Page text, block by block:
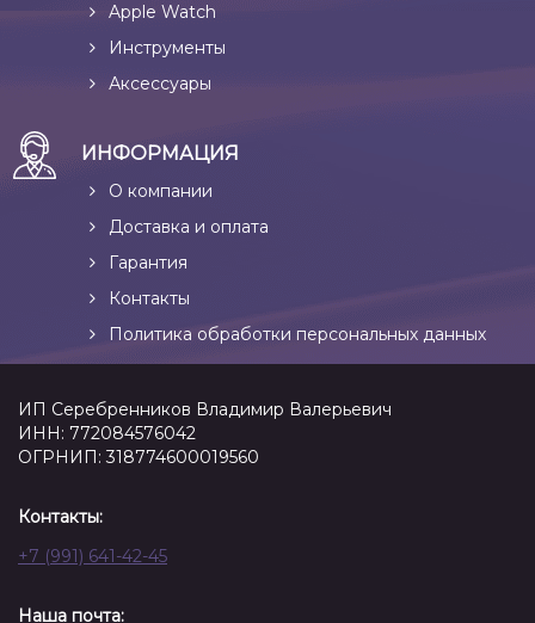
Apple Watch
Инструменты
Аксессуары
ИНФОРМАЦИЯ
О компании
Доставка и оплата
Гарантия
Контакты
Политика обработки персональных данных
ИП Серебренников Владимир Валерьевич
ИНН: 772084576042
ОГРНИП: 318774600019560
Контакты:
+7 (991) 641-42-45
Наша почта: